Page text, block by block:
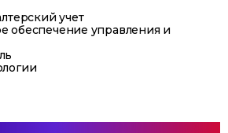
учет
обеспечение управления и